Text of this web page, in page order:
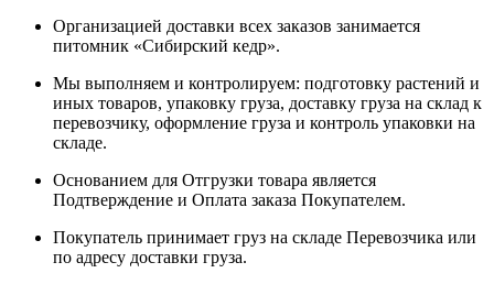
Организацией доставки всех заказов занимается
питомник «Сибирский кедр».
Мы выполняем и контролируем: подготовку растений и
иных товаров, упаковку груза, доставку груза на склад к
перевозчику, оформление груза и контроль упаковки на
складе.
Основанием для Отгрузки товара является
Подтверждение и Оплата заказа Покупателем.
Покупатель принимает груз на складе Перевозчика или
по адресу доставки груза.